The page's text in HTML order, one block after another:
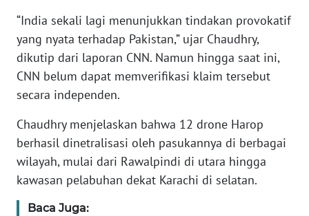
“India sekali lagi menunjukkan tindakan provokatif
yang nyata terhadap Pakistan,” ujar Chaudhry,
dikutip dari laporan CNN. Namun hingga saat ini,
CNN belum dapat memverifikasi klaim tersebut
secara independen.
Chaudhry menjelaskan bahwa 12 drone Harop
berhasil dinetralisasi oleh pasukannya di berbagai
wilayah, mulai dari Rawalpindi di utara hingga
kawasan pelabuhan dekat Karachi di selatan.
Baca Juga:
DISCLAIMER
Wahana
News
WN
SUMUT
JAKARTA